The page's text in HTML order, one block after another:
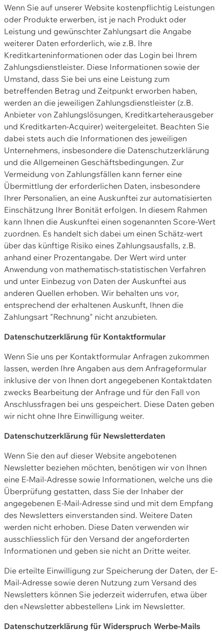
Wenn Sie auf unserer Website kostenpflichtig Leistungen
oder Produkte erwerben, ist je nach Produkt oder
Leistung und gewünschter Zahlungsart die Angabe
weiterer Daten erforderlich, wie z.B. Ihre
Kreditkarteninformationen oder das Login bei Ihrem
Zahlungsdienstleister. Diese Informationen sowie der
Umstand, dass Sie bei uns eine Leistung zum
betreffenden Betrag und Zeitpunkt erworben haben,
werden an die jeweiligen Zahlungsdienstleister (z.B.
Anbieter von Zahlungslösungen, Kreditkarteherausgeber
und Kreditkarten-Acquirer) weitergeleitet. Beachten Sie
dabei stets auch die Informationen des jeweiligen
Unternehmens, insbesondere die Datenschutzerklärung
und die Allgemeinen Geschäftsbedingungen. Zur
Vermeidung von Zahlungsfällen kann ferner eine
Übermittlung der erforderlichen Daten, insbesondere
Ihrer Personalien, an eine Auskunftei zur automatisierten
Einschätzung Ihrer Bonität erfolgen. In diesem Rahmen
kann Ihnen die Auskunftei einen sogenannten Score-Wert
zuordnen. Es handelt sich dabei um einen Schätz-wert
über das künftige Risiko eines Zahlungsausfalls, z.B.
anhand einer Prozentangabe. Der Wert wird unter
Anwendung von mathematisch-statistischen Verfahren
und unter Einbezug von Daten der Auskunftei aus
anderen Quellen erhoben. Wir behalten uns vor,
entsprechend der erhaltenen Auskunft, Ihnen die
Zahlungsart "Rechnung" nicht anzubieten.
Datenschutzerklärung für Kontaktformular
Wenn Sie uns per Kontaktformular Anfragen zukommen
lassen, werden Ihre Angaben aus dem Anfrageformular
inklusive der von Ihnen dort angegebenen Kontaktdaten
zwecks Bearbeitung der Anfrage und für den Fall von
Anschlussfragen bei uns gespeichert. Diese Daten geben
wir nicht ohne Ihre Einwilligung weiter.
Datenschutzerklärung für Newsletterdaten
Wenn Sie den auf dieser Website angebotenen
Newsletter beziehen möchten, benötigen wir von Ihnen
eine E-Mail-Adresse sowie Informationen, welche uns die
Überprüfung gestatten, dass Sie der Inhaber der
angegebenen E-Mail-Adresse sind und mit dem Empfang
des Newsletters einverstanden sind. Weitere Daten
werden nicht erhoben. Diese Daten verwenden wir
ausschliesslich für den Versand der angeforderten
Informationen und geben sie nicht an Dritte weiter.
Die erteilte Einwilligung zur Speicherung der Daten, der E-
Mail-Adresse sowie deren Nutzung zum Versand des
Newsletters können Sie jederzeit widerrufen, etwa über
den «Newsletter abbestellen» Link im Newsletter.
Datenschutzerklärung für Widerspruch Werbe-Mails